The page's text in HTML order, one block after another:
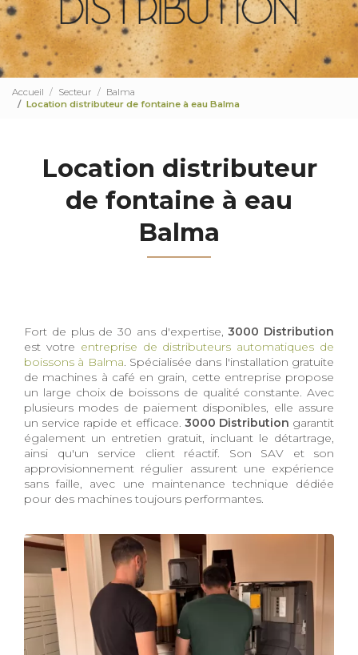
Accueil Secteur
Balma
Location distributeur de fontaine à eau Balma
Location distributeur
de fontaine à eau
Balma
Fort de plus de 30 ans d'expertise,3000 Distribution
est votre entreprise de distributeurs automatiques de
boissons à Balma. Spécialisée dans l'installation gratuite
de machines à café en grain, cette entreprise propose
un large choix de boissons de qualité constante. Avec
plusieurs modes de paiement disponibles, elle assure
un service rapide et efficace. 3000 Distribution garantit
également un entretien gratuit, incluant le détartrage,
ainsi qu'un service client réactif. Son SAV et son
approvisionnement régulier assurent une expérience
sans faille, avec une maintenance technique dédiée
pour des machines toujours performantes.